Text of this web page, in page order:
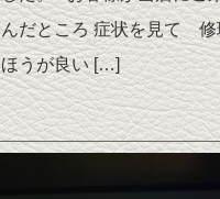
だところ 症状を見て 修
うが良い […]